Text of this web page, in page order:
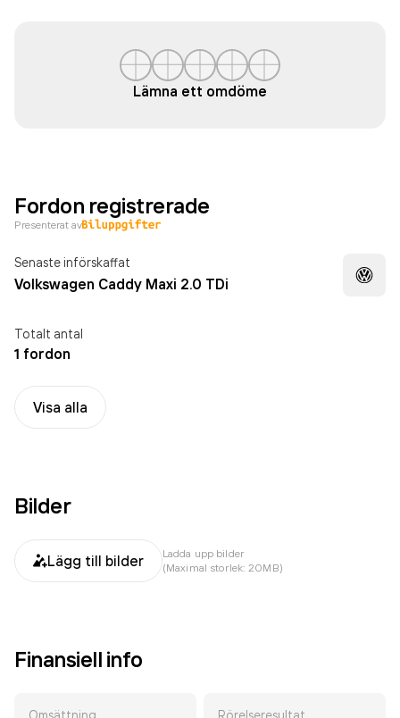
Lämna ett omdöme
Fordon registrerade
Presenterat av
Senaste införskaffat
Volkswagen Caddy Maxi 2.0 TDi
Totalt antal
1 fordon
Visa alla
Bilder
Lägg till bilder
Ladda upp bilder
(Maximal storlek: 20MB)
Finansiell info
Omsättning Rörelseresultat